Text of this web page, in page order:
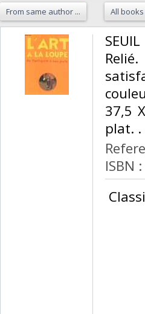
From same author ... All
37,5
plat. .
ISBN